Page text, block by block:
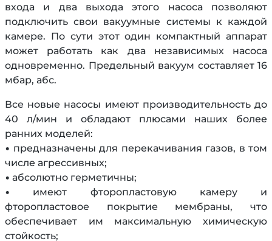
входа и два выхода этого насоса позволяют
подключить свои вакуумные системы к каждой
камере. По сути этот один компактный аппарат
может работать как два независимых насоса
одновременно. Предельный вакуум составляет 16
мбар, абс.
Все новые насосы имеют производительность до
40 л/мин и обладают плюсами наших более
ранних моделей:
• предназначены для перекачивания газов, в том
числе агрессивных;
• абсолютно герметичны;
• имеют фторопластовую камеру и
фторопластовое покрытие мембраны, что
обеспечивает им максимальную химическую
стойкость;